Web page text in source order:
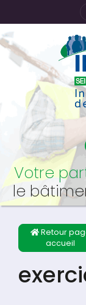
Votre
le
Retour
accueil